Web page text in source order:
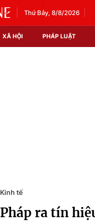
Thứ Bảy, 8/8/2026
XÃ HỘI PHÁP LUẬT
Kinh tế
Pháp ra tín